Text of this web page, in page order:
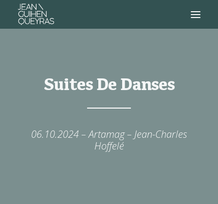
Suites De Danses
06.10.2024 – Artamag – Jean-Charles
Hoffelé